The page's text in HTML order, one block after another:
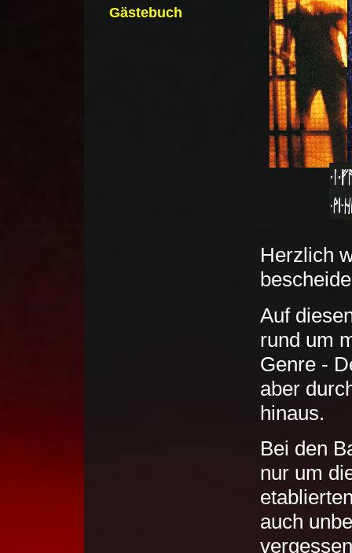
Gästebuch
Herzlich
Auf
rund um
Genre -
aber
hinaus.
Bei den
nur um
auch